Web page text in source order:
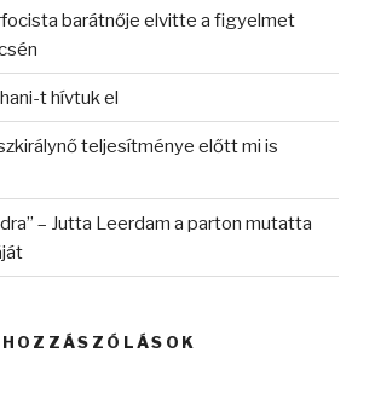
barátnője elvitte a figyelmet
t hívtuk el
teljesítménye előtt mi is
– Jutta Leerdam a parton mutatta